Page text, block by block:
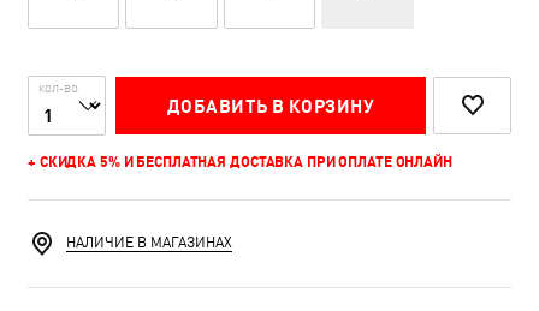
КОЛ-ВО
ДОБАВИТЬ В КОРЗИНУ
+ СКИДКА 5% И БЕСПЛАТНАЯ ДОСТАВКА ПРИ ОПЛАТЕ ОНЛАЙН
НАЛИЧИЕ В МАГАЗИНАХ